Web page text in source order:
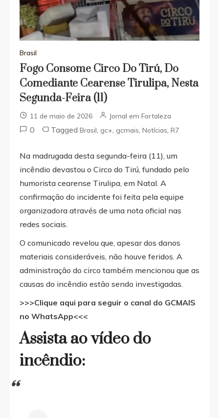
Brasil
Fogo Consome Circo Do Tirú, Do
Comediante Cearense Tirulipa, Nesta
Segunda-Feira (11)
11 de maio de 2026 Jornal em Fortaleza
0 Tagged Brasil gc+ gcmais Notícias R7
Na madrugada desta segunda-feira (11), um
incêndio devastou o Circo do Tirú, fundado pelo
humorista cearense Tirulipa, em Natal. A
confirmação do incidente foi feita pela equipe
organizadora através de uma nota oficial nas
redes sociais.
O comunicado revelou que, apesar dos danos
materiais consideráveis, não houve feridos. A
administração do circo também mencionou que as
causas do incêndio estão sendo investigadas.
>>>Clique aqui para seguir o canal do GCMAIS
no WhatsApp<<<
Assista ao vídeo do
incêndio: